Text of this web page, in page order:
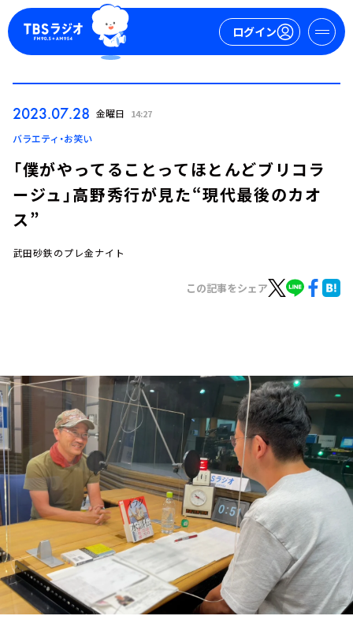
ログイン
ログイン
イベント・グッズ
YouTube
会社情報
2023.07.28 金曜日 14:27
バラエティ・お笑い
「僕がやってることってほとんどブリコラ
ージュ」高野秀行が見た“現代最後のカオ
ス”
武田砂鉄のプレ金ナイト
この記事をシェア